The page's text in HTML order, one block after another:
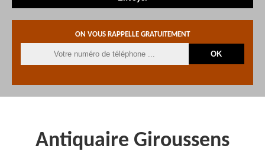
ON VOUS RAPPELLE GRATUITEMENT
Antiquaire Giroussens